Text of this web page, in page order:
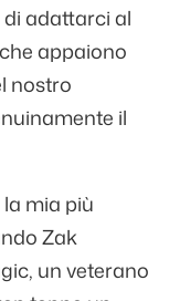
adattarci al
appaiono
nostro
il
mia più
Zak
un veterano